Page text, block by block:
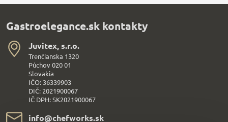
Gastroelegance.sk kontakty
Juvitex, s​.r​.o​.
Trenčianska 1320
Púchov 020 01
Slovakia
IČO: 36339903
DIČ: 2021900067
IČ DPH: SK2021900067
info​@chefworks​.sk